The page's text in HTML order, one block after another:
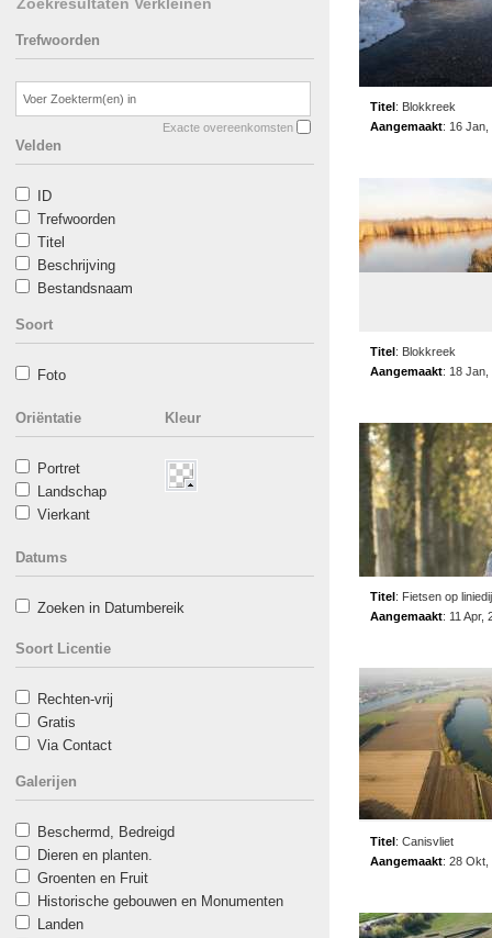
Trefwoorden
Exacte overeenkomsten
Velden
ID
Trefwoorden
Titel
Beschrijving
Bestandsnaam
Soort
Foto
Oriëntatie
Portret
Landschap
Vierkant
Kleur
Datums
Zoeken in Datumbereik
Soort Licentie
Rechten-vrij
Gratis
Via Contact
Galerijen
Beschermd, Bedreigd
Dieren en planten.
Groenten en Fruit
Historische gebouwen en Monumenten
Landen
Titel: Blokkreek
Aangemaakt: 16 Jan,
Titel: Blokkreek
Aangemaakt: 18 Jan,
Titel: Fietsen op
Aangemaakt: 11 Apr,
Titel: Canisvliet
Aangemaakt: 28 Okt,